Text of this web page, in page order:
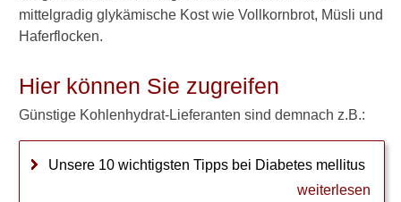
mittelgradig glykämische Kost wie Vollkornbrot, Müsli und
Haferflocken.
Hier können Sie zugreifen
Günstige Kohlenhydrat-Lieferanten sind demnach z.B.:
Unsere 10 wichtigsten Tipps bei Diabetes mellitus
weiterlesen
Süßkartoffeln statt
Kartoffeln
Blutzucker und
Laugenbrezel
Welche Snacks sind